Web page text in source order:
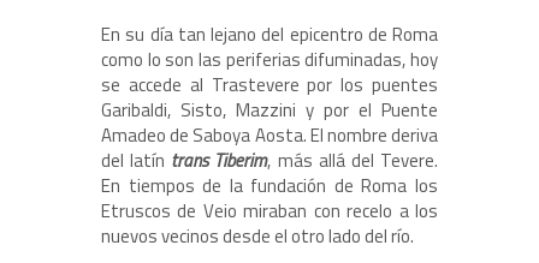
En su día tan lejano del epicentro de Roma
como lo son las periferias difuminadas, hoy
se accede al Trastevere por los puentes
Garibaldi, Sisto, Mazzini y por el Puente
Amadeo de Saboya Aosta. El nombre deriva
del latín trans Tiberim, más allá del Tevere.
En tiempos de la fundación de Roma los
Etruscos de Veio miraban con recelo a los
nuevos vecinos desde el otro lado del río.